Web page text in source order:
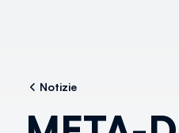
Notizie